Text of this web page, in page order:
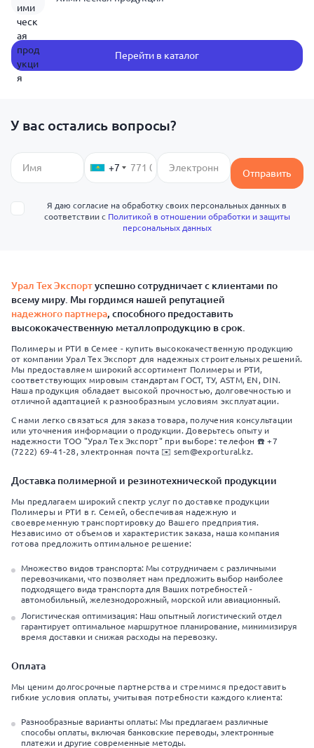
Перейти в каталог
У вас остались вопросы?
+7 Отправить
Я даю согласие на обработку своих персональных данных в
соответствии с Политикой в отношении обработки и защиты
персональных данных
Урал Тех Экспортуспешно сотрудничает с клиентами по
всему миру. Мы гордимся нашей репутацией
надежного партнера, способного предоставить
высококачественную металлопродукцию в срок.
Полимеры и РТИ в Семее - купить высококачественную продукцию
от компании Урал Тех Экспорт для надежных строительных решений.
Мы предоставляем широкий ассортимент Полимеры и РТИ,
соответствующих мировым стандартам ГОСТ, ТУ, ASTM, EN, DIN.
Наша продукция обладает высокой прочностью, долговечностью и
отличной адаптацией к разнообразным условиям эксплуатации.
С нами легко связаться для заказа товара, получения консультации
или уточнения информации о продукции. Доверьтесь опыту и
надежности ТОО "Урал Тех Экспорт" при выборе: телефон ☎️ +7
(7222) 69-41-28, электронная почта ✉️ sem@exportural.kz.
Доставка полимерной и резинотехнической продукции
Мы предлагаем широкий спектр услуг по доставке продукции
Полимеры и РТИ в г. Семей, обеспечивая надежную и
своевременную транспортировку до Вашего предприятия.
Независимо от объемов и характеристик заказа, наша компания
готова предложить оптимальное решение:
Множество видов транспорта: Мы сотрудничаем с различными
перевозчиками, что позволяет нам предложить выбор наиболее
подходящего вида транспорта для Ваших потребностей -
автомобильный, железнодорожный, морской или авиационный.
Логистическая оптимизация: Наш опытный логистический отдел
гарантирует оптимальное маршрутное планирование, минимизируя
время доставки и снижая расходы на перевозку.
Оплата
Мы ценим долгосрочные партнерства и стремимся предоставить
гибкие условия оплаты, учитывая потребности каждого клиента:
Разнообразные варианты оплаты: Мы предлагаем различные
способы оплаты, включая банковские переводы, электронные
платежи и другие современные методы.